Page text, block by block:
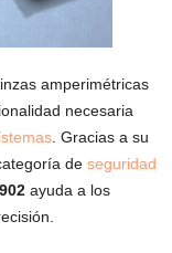
amperimétricas
necesaria
. Gracias a su
de seguridad
ayuda a los